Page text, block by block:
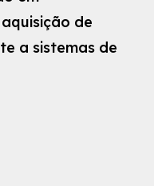
de
a sistemas de